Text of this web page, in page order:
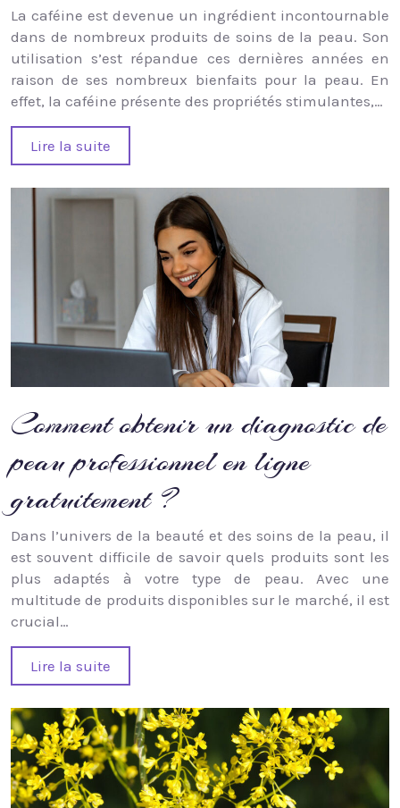
La caféine est devenue un ingrédient incontournable
dans de nombreux produits de soins de la peau. Son
utilisation s’est répandue ces dernières années en
raison de ses nombreux bienfaits pour la peau. En
effet, la caféine présente des propriétés stimulantes,…
Lire la suite
Comment obtenir un diagnostic de
peau professionnel en ligne
gratuitement ?
Dans l’univers de la beauté et des soins de la peau, il
est souvent difficile de savoir quels produits sont les
plus adaptés à votre type de peau. Avec une
multitude de produits disponibles sur le marché, il est
crucial…
Lire la suite